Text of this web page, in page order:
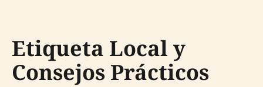
Etiqueta Local y
Consejos Prácticos